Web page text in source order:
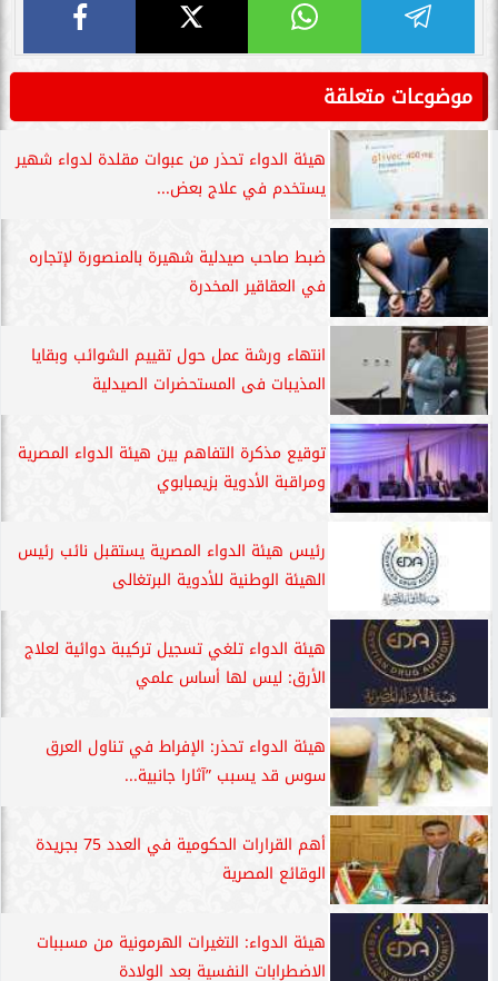
موضوعات متعلقة
هيئة الدواء تحذر من عبوات مقلدة لدواء شهير
يستخدم في علاج بعض...
ضبط صاحب صيدلية شهيرة بالمنصورة لإتجاره
في العقاقير المخدرة
انتهاء ورشة عمل حول تقييم الشوائب وبقايا
المذيبات فى المستحضرات الصيدلية
توقيع مذكرة التفاهم بين هيئة الدواء المصرية
ومراقبة الأدوية بزيمبابوي
رئيس هيئة الدواء المصرية يستقبل نائب رئيس
الهيئة الوطنية للأدوية البرتغالى
هيئة الدواء تلغي تسجيل تركيبة دوائية لعلاج
الأرق: ليس لها أساس علمي
هيئة الدواء تحذر: الإفراط في تناول العرق
سوس قد يسبب ”آثارا جانبية...
أهم القرارات الحكومية في العدد 75 بجريدة
الوقائع المصرية
هيئة الدواء: التغيرات الهرمونية من مسببات
الاضطرابات النفسية بعد الولادة